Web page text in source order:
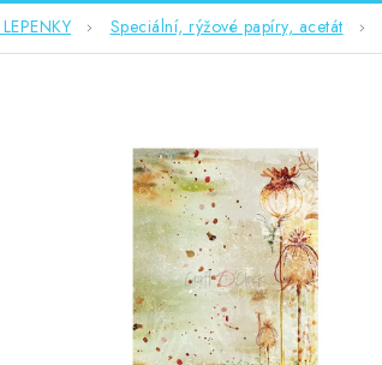
Speciální, rýžové papíry, acetát